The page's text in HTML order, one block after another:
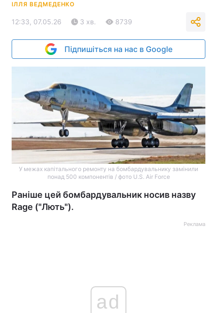
ІЛЛЯ ВЕДМЕДЕНКО
12:33, 07.05.26 3 хв. 8739
Підпишіться на нас в Google
У межах капітального ремонту на бомбардувальнику замінили
понад 500 компонентів / фото U.S. Air Force
Раніше цей бомбардувальник носив назву
Rage ("Лють").
Реклама
ad